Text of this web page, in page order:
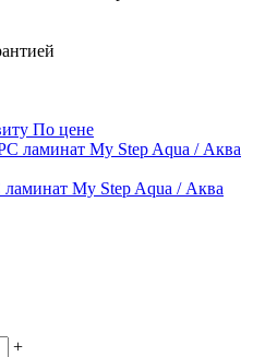
По цене
My Step Aqua / Аква
+